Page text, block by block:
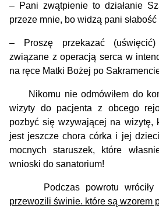
– Pani zwątpienie to działanie
przeze mnie, bo widzą pani
– Proszę przekazać
związane z operacją serca w
na ręce Matki Bożej po
Nikomu nie odmówiłem do
wizyty do pacjenta z obcego
pozbyć się wzywającej na wizytę,
jest jeszcze chora córka i jej
mocnych staruszek, które
wnioski do sanatorium!
Podczas powrotu wróciły
przewozili świnie. które są wzorem